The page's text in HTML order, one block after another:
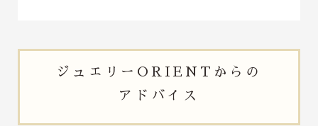
ジュエリー ORIENTからの
アドバイス